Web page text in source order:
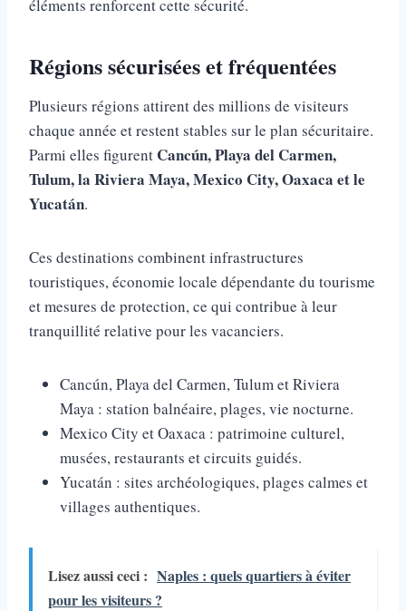
éléments renforcent cette sécurité.
Régions sécurisées et fréquentées
Plusieurs régions attirent des millions de visiteurs
chaque année et restent stables sur le plan sécuritaire.
Parmi elles figurent Cancún, Playa del Carmen,
Tulum, la Riviera Maya, Mexico City, Oaxaca et le
Yucatán.
Ces destinations combinent infrastructures
touristiques, économie locale dépendante du tourisme
et mesures de protection, ce qui contribue à leur
tranquillité relative pour les vacanciers.
Cancún, Playa del Carmen, Tulum et Riviera
Maya : station balnéaire, plages, vie nocturne.
Mexico City et Oaxaca : patrimoine culturel,
musées, restaurants et circuits guidés.
Yucatán : sites archéologiques, plages calmes et
villages authentiques.
Lisez aussi ceci : Naples : quels quartiers à éviter
pour les visiteurs ?